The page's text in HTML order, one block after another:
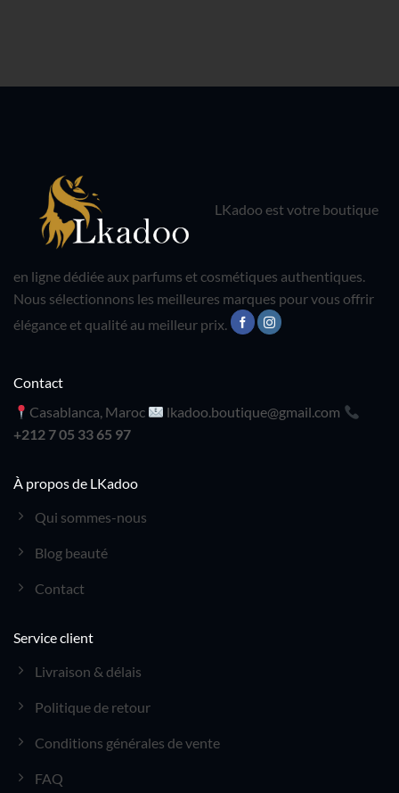
LKadoo est votre boutique
en ligne dédiée aux parfums et cosmétiques authentiques.
Nous sélectionnons les meilleures marques pour vous offrir
élégance et qualité au meilleur prix.
À propos de LKadoo
Qui sommes-nous
Blog beauté
Contact
Service client
Livraison & délais
Politique de retour
Conditions générales de vente
FAQ
Contact
Casablanca, Maroc
lkadoo.boutique@gmail.com
+212 7 05 33 65 97